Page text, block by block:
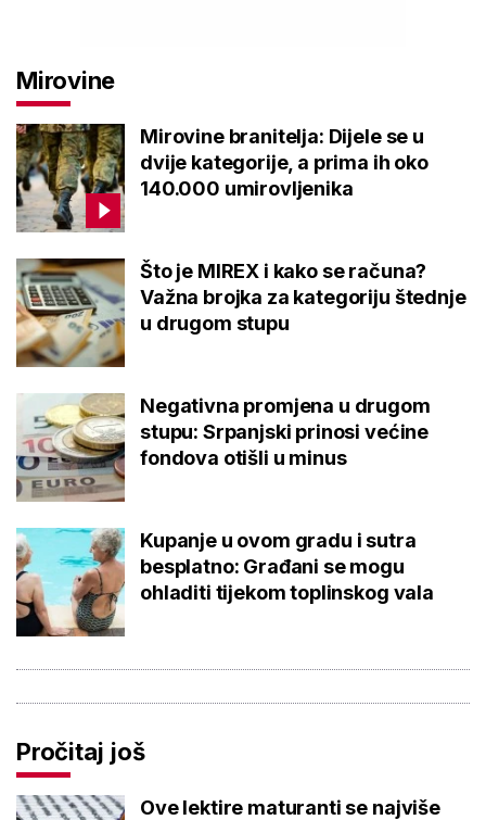
Mirovine
Mirovine branitelja: Dijele se u
dvije kategorije, a prima ih oko
140.000 umirovljenika
Što je MIREX i kako se računa?
Važna brojka za kategoriju štednje
u drugom stupu
Negativna promjena u drugom
stupu: Srpanjski prinosi većine
fondova otišli u minus
Kupanje u ovom gradu i sutra
besplatno: Građani se mogu
ohladiti tijekom toplinskog vala
Pročitaj još
Ove lektire maturanti se najviše